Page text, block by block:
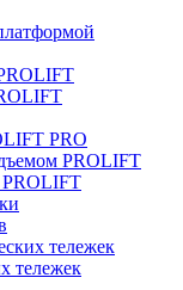
PRO
PROLIFT
тележек
тележек